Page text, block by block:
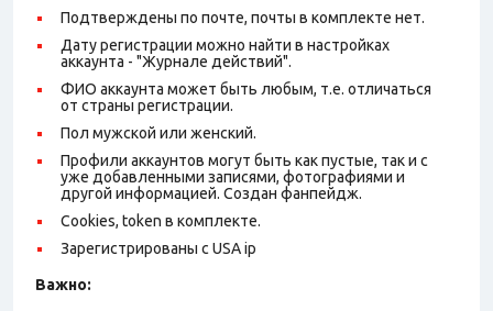
Подтверждены по почте, почты в комплекте нет.
Дату регистрации можно найти в настройках
аккаунта - "Журнале действий".
ФИО аккаунта может быть любым, т.е. отличаться
от страны регистрации.
Пол мужской или женский.
Профили аккаунтов могут быть как пустые, так и с
уже добавленными записями, фотографиями и
другой информацией. Создан фанпейдж.
Cookies, token в комплекте.
Зарегистрированы с USA ip
Важно: